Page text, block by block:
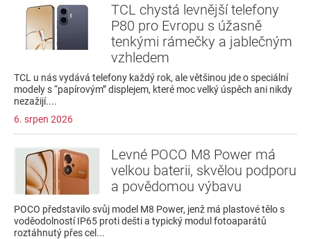
TCL chystá levnější telefony
P80 pro Evropu s úžasně
tenkými rámečky a jablečným
vzhledem
TCL u nás vydává telefony každý rok, ale většinou jde o speciální
modely s “papírovým” displejem, které moc velký úspěch ani nikdy
nezažijí....
6. srpen 2026
Levné POCO M8 Power má
velkou baterii, skvělou podporu
a povědomou výbavu
POCO představilo svůj model M8 Power, jenž má plastové tělo s
voděodolností IP65 proti dešti a typický modul fotoaparátů
roztáhnutý přes cel...